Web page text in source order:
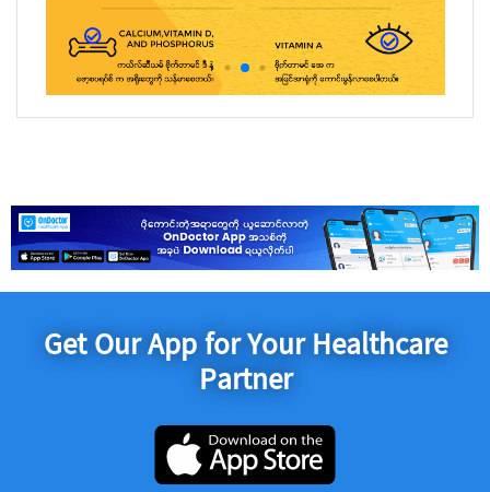
Get Our App for Your Healthcare
Partner